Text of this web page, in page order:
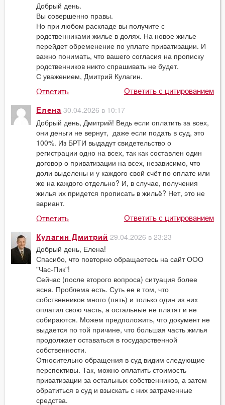
Добрый день.
Вы совершенно правы.
Но при любом раскладе вы получите с
родственниками жилье в долях. На новое жилье
перейдет обременение по уплате приватизации. И
важно понимать, что вашего согласия на прописку
родственников никто спрашивать не будет.
С уважением, Дмитрий Кулагин.
Ответить Ответить с цитированием
Елена 30.04.2026 в 10:17
Добрый день, Дмитрий! Ведь если оплатить за всех,
они деньги не вернут, даже если подать в суд, это
100%. Из БРТИ выдадут свидетельство о
регистрации одно на всех, так как составлен один
договор о приватизации на всех, независимо, что
доли выделены и у каждого свой счёт по оплате или
же на каждого отдельно? И, в случае, получения
жилья их придется прописать в жильё? Нет, это не
вариант.
Ответить Ответить с цитированием
Кулагин Дмитрий 29.04.2026 в 23:23
Добрый день, Елена!
Спасибо, что повторно обращаетесь на сайт ООО
"Час-Пик"!
Сейчас (после второго вопроса) ситуация более
ясна. Проблема есть. Суть ее в том, что
собственников много (пять) и только один из них
оплатил свою часть, а остальные не платят и не
собираются. Можем предположить, что документ не
выдается по той причине, что большая часть жилья
продолжает оставаться в государственной
собственности.
Относительно обращения в суд видим следующие
перспективы. Так, можно оплатить стоимость
приватизации за остальных собственников, а затем
обратиться в суд и взыскать с них затраченные
средства.